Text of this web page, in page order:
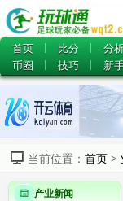
首页
比分 分
币圈
技巧 新
当前位置： 首页 >
产业新闻